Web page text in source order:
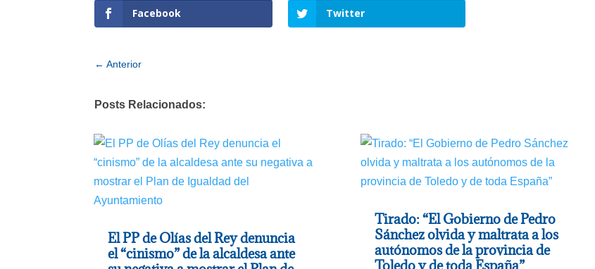
Facebook Twitter
←Anterior
Posts Relacionados:
El PP de Olías del Rey denuncia
el “cinismo” de la alcaldesa ante
Tirado: “El Gobierno de Pedro
Sánchez olvida y maltrata a los
autónomos de la provincia de